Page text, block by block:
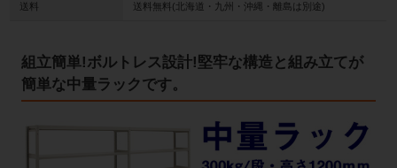
送料 送料無料(北海道・九州・沖縄・離島は別途)
組立簡単!ボルトレス設計!堅牢な構造と組み立てが
簡単な中量ラックです。